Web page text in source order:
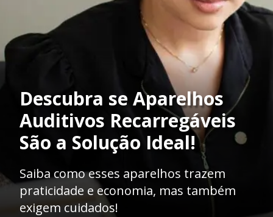
Descubra se Aparelhos
Auditivos Recarregáveis
São a Solução Ideal!
Saiba como esses aparelhos trazem
praticidade e economia, mas também
exigem cuidados!